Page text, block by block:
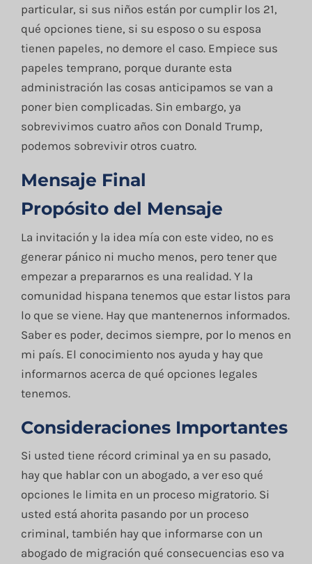
particular, si sus niños están por cumplir los 21,
qué opciones tiene, si su esposo o su esposa
tienen papeles, no demore el caso. Empiece sus
papeles temprano, porque durante esta
administración las cosas anticipamos se van a
poner bien complicadas. Sin embargo, ya
sobrevivimos cuatro años con Donald Trump,
podemos sobrevivir otros cuatro.
Mensaje Final
Propósito del Mensaje
La invitación y la idea mía con este video, no es
generar pánico ni mucho menos, pero tener que
empezar a prepararnos es una realidad. Y la
comunidad hispana tenemos que estar listos para
lo que se viene. Hay que mantenernos informados.
Saber es poder, decimos siempre, por lo menos en
mi país. El conocimiento nos ayuda y hay que
informarnos acerca de qué opciones legales
tenemos.
Consideraciones Importantes
Si usted tiene récord criminal ya en su pasado,
hay que hablar con un abogado, a ver eso qué
opciones le limita en un proceso migratorio. Si
usted está ahorita pasando por un proceso
criminal, también hay que informarse con un
abogado de migración qué consecuencias eso va